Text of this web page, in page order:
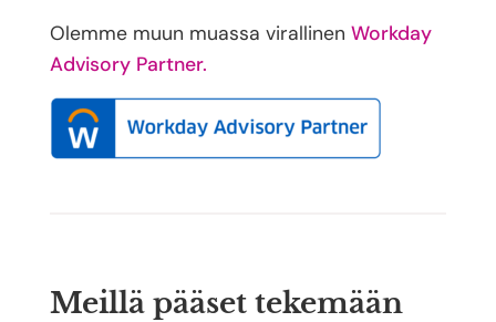
Olemme muun muassa virallinen Workday
Advisory Partner.
Meillä pääset tekemään